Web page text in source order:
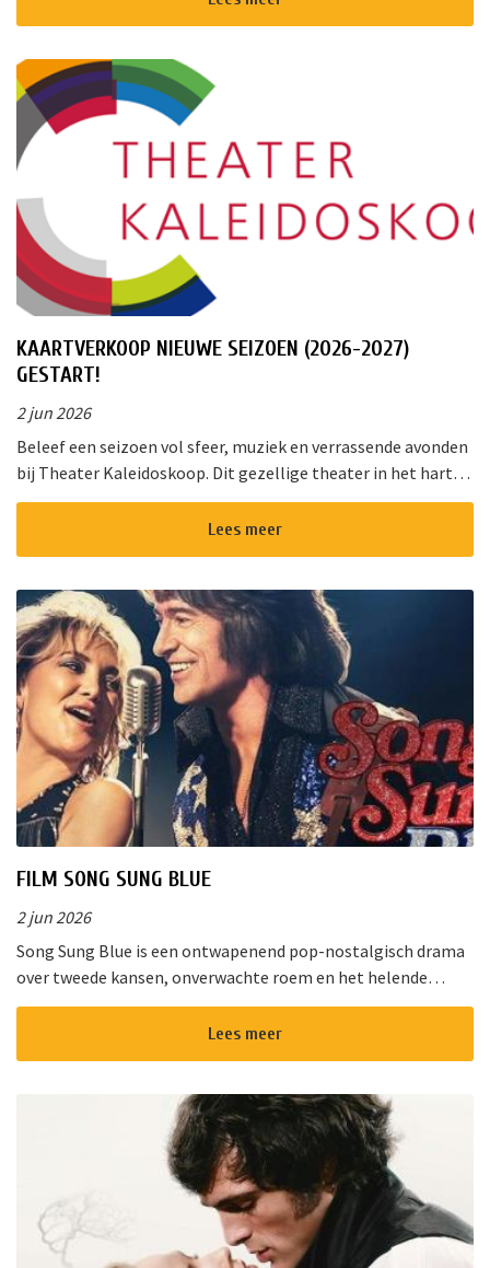
KAARTVERKOOP NIEUWE SEIZOEN (2026-2027)
GESTART!
2 jun 2026
Beleef een seizoen vol sfeer, muziek en verrassende avonden
bij Theater Kaleidoskoop. Dit gezellige theater in het hart
van Nieuwkoop biedt een gevarieerd programma voor jong
Lees meer
FILM SONG SUNG BLUE
2 jun 2026
Song Sung Blue is een ontwapenend pop-nostalgisch drama
over tweede kansen, onverwachte roem en het helende
vermogen van muziek. Van de diepe gloed van “Cracklin&rsq...
Lees meer